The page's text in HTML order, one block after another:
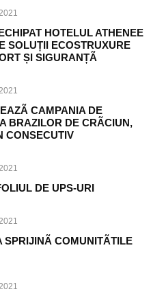
HOTELUL ATHENEE
SOLUȚII ECOSTRUXURE
ȘI SIGURANȚÃ
CAMPANIA DE
BRAZILOR DE CRÃCIUN,
CONSECUTIV
DE UPS-URI
SPRIJINÃ COMUNITÃTILE